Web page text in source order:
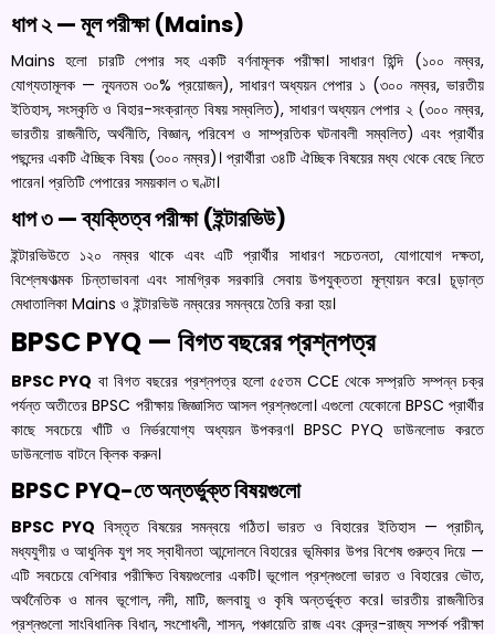
ধাপ ২ — মূল পরীক্ষা (Mains)
Mains হলো চারটি পেপার সহ একটি বর্ণনামূলক পরীক্ষা। সাধারণ হিন্দি (১০০ নম্বর,
যোগ্যতামূলক — ন্যূনতম ৩০% প্রয়োজন), সাধারণ অধ্যয়ন পেপার ১ (৩০০ নম্বর, ভারতীয়
ইতিহাস, সংস্কৃতি ও বিহার-সংক্রান্ত বিষয় সম্বলিত), সাধারণ অধ্যয়ন পেপার ২ (৩০০ নম্বর,
ভারতীয় রাজনীতি, অর্থনীতি, বিজ্ঞান, পরিবেশ ও সাম্প্রতিক ঘটনাবলী সম্বলিত) এবং প্রার্থীর
পছন্দের একটি ঐচ্ছিক বিষয় (৩০০ নম্বর)। প্রার্থীরা ৩৪টি ঐচ্ছিক বিষয়ের মধ্য থেকে বেছে নিতে
পারেন। প্রতিটি পেপারের সময়কাল ৩ ঘণ্টা।
ধাপ ৩ — ব্যক্তিত্ব পরীক্ষা (ইন্টারভিউ)
ইন্টারভিউতে ১২০ নম্বর থাকে এবং এটি প্রার্থীর সাধারণ সচেতনতা, যোগাযোগ দক্ষতা,
বিশ্লেষণাত্মক চিন্তাভাবনা এবং সামগ্রিক সরকারি সেবায় উপযুক্ততা মূল্যায়ন করে। চূড়ান্ত
মেধাতালিকা Mains ও ইন্টারভিউ নম্বরের সমন্বয়ে তৈরি করা হয়।
BPSC PYQ — বিগত বছরের প্রশ্নপত্র
BPSC PYQ বা বিগত বছরের প্রশ্নপত্র হলো ৫৫তম CCE থেকে সম্প্রতি সম্পন্ন চক্র
পর্যন্ত অতীতের BPSC পরীক্ষায় জিজ্ঞাসিত আসল প্রশ্নগুলো। এগুলো যেকোনো BPSC প্রার্থীর
কাছে সবচেয়ে খাঁটি ও নির্ভরযোগ্য অধ্যয়ন উপকরণ। BPSC PYQ ডাউনলোড করতে
ডাউনলোড বাটনে ক্লিক করুন।
BPSC PYQ-তে অন্তর্ভুক্ত বিষয়গুলো
BPSC PYQ বিস্তৃত বিষয়ের সমন্বয়ে গঠিত। ভারত ও বিহারের ইতিহাস — প্রাচীন,
মধ্যযুগীয় ও আধুনিক যুগ সহ স্বাধীনতা আন্দোলনে বিহারের ভূমিকার উপর বিশেষ গুরুত্ব দিয়ে —
এটি সবচেয়ে বেশিবার পরীক্ষিত বিষয়গুলোর একটি। ভূগোল প্রশ্নগুলো ভারত ও বিহারের ভৌত,
অর্থনৈতিক ও মানব ভূগোল, নদী, মাটি, জলবায়ু ও কৃষি অন্তর্ভুক্ত করে। ভারতীয় রাজনীতির
প্রশ্নগুলো সাংবিধানিক বিধান, সংশোধনী, শাসন, পঞ্চায়েতি রাজ এবং কেন্দ্র-রাজ্য সম্পর্ক পরীক্ষা